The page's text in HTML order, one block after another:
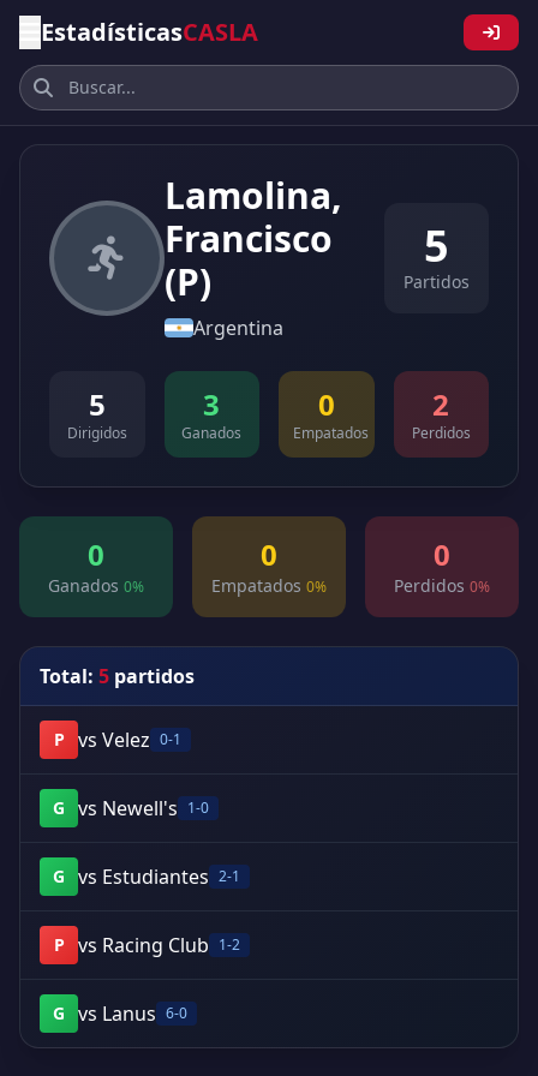
EstadísticasCASLA
Lamolina,
Francisco
(P)
Argentina
5
Partidos
5
Dirigidos
3
Ganados
0
Empatados
2
Perdidos
0
Ganados 0%
0
Empatados 0%
0
Perdidos 0%
Total: 5 partidos
P vs Velez 0-1
G vs Newell's 1-0
G vs Estudiantes 2-1
P vs Racing Club 1-2
G vs Lanus 6-0